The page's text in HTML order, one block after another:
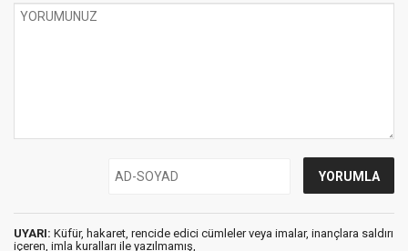
UYARI: Küfür, hakaret, rencide edici cümleler veya imalar, inançlara saldırı
içeren, imla kuralları ile yazılmamış,